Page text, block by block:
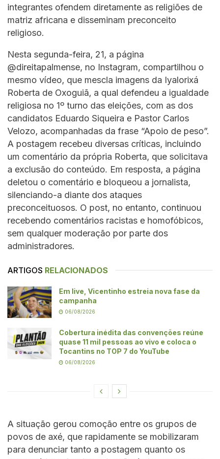
integrantes ofendem diretamente as religiões de
matriz africana e disseminam preconceito
religioso.
Nesta segunda-feira, 21, a página
@direitapalmense, no Instagram, compartilhou o
mesmo vídeo, que mescla imagens da Iyalorixá
Roberta de Oxoguiã, a qual defendeu a igualdade
religiosa no 1º turno das eleições, com as dos
candidatos Eduardo Siqueira e Pastor Carlos
Velozo, acompanhadas da frase “Apoio de peso”.
A postagem recebeu diversas críticas, incluindo
um comentário da própria Roberta, que solicitava
a exclusão do conteúdo. Em resposta, a página
deletou o comentário e bloqueou a jornalista,
silenciando-a diante dos ataques
preconceituosos. O post, no entanto, continuou
recebendo comentários racistas e homofóbicos,
sem qualquer moderação por parte dos
administradores.
ARTIGOS RELACIONADOS
Em live, Vicentinho estreia nova fase da
campanha
06/08/2026
Cobertura inédita das convenções reúne
quase 11 mil pessoas ao vivo e coloca o
Tocantins no TOP 7 do YouTube
06/08/2026
A situação gerou comoção entre os grupos de
povos de axé, que rapidamente se mobilizaram
para denunciar tanto a postagem quanto os